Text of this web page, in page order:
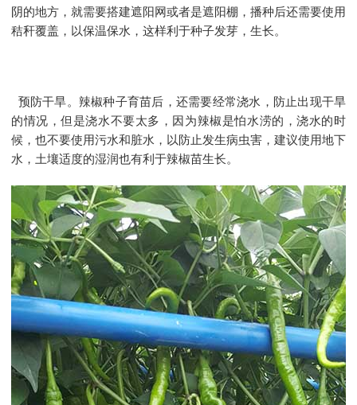
阴的地方，就需要搭建遮阳网或者是遮阳棚，播种后还需要使用
秸秆覆盖，以保温保水，这样利于种子发芽，生长。
预防干旱。 辣椒种子育苗后，还需要经常浇水，防止出现干旱
的情况，但是浇水不要太多，因为辣椒是怕水涝的，浇水的时
候，也不要使用污水和脏水，以防止发生病虫害，建议使用地下
水，土壤适度的湿润也有利于辣椒苗生长。